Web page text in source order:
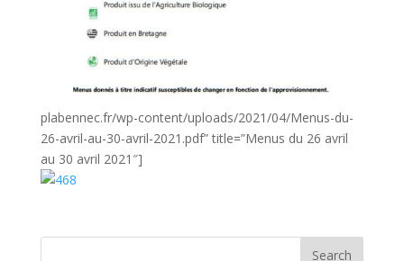
plabennec.fr/wp-content/uploads/2021/04/Menus-du-
26-avril-au-30-avril-2021.pdf” title=”Menus du 26 avril
au 30 avril 2021″]